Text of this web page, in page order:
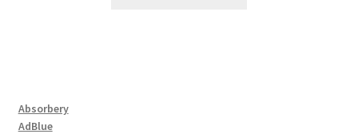
Absorbery
AdBlue